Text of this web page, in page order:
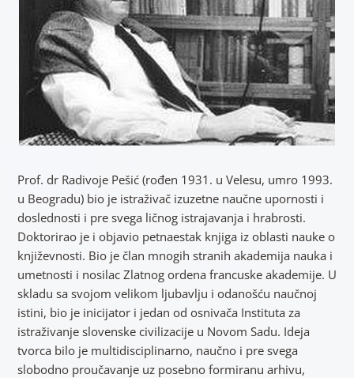
Prof. dr Radivoje Pešić (rođen 1931. u Velesu, umro 1993.
u Beogradu) bio je istraživač izuzetne naučne upornosti i
doslednosti i pre svega ličnog istrajavanja i hrabrosti.
Doktorirao je i objavio petnaestak knjiga iz oblasti nauke o
književnosti. Bio je član mnogih stranih akademija nauka i
umetnosti i nosilac Zlatnog ordena francuske akademije. U
skladu sa svojom velikom ljubavlju i odanošću naučnoj
istini, bio je inicijator i jedan od osnivača Instituta za
istraživanje slovenske civilizacije u Novom Sadu. Ideja
tvorca bilo je multidisciplinarno, naučno i pre svega
slobodno proučavanje uz posebno formiranu arhivu,